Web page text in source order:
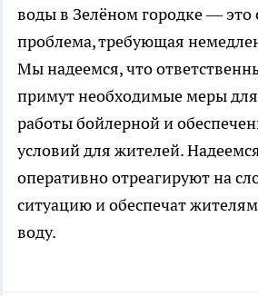
воды в Зелёном городке — это
проблема, требующая
Мы надеемся, что
примут необходимые меры для
работы бойлерной и
условий для жителей.
оперативно отреагируют на
ситуацию и обеспечат
воду.